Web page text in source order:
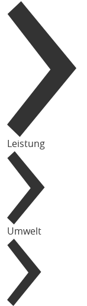
Leistung
Umwelt